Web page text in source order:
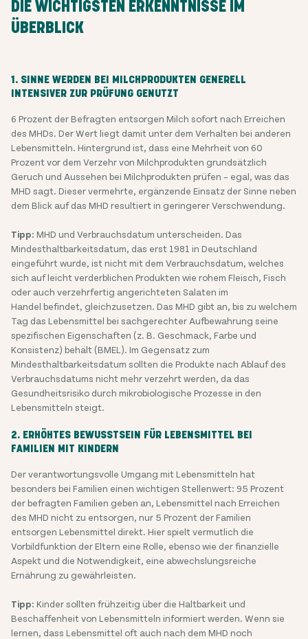
DIE WICHTIGSTEN ERKENNTNISSE IM
ÜBERBLICK
1. SINNE WERDEN BEI MILCHPRODUKTEN GENERELL
INTENSIVER ZUR PRÜFUNG GENUTZT
6 Prozent der Befragten entsorgen Milch sofort nach Erreichen
des MHDs. Der Wert liegt damit unter dem Verhalten bei anderen
Lebensmitteln. Hintergrund ist, dass eine Mehrheit von 60
Prozent vor dem Verzehr von Milchprodukten grundsätzlich
Geruch und Aussehen bei Milchprodukten prüfen – egal, was das
MHD sagt. Dieser vermehrte, ergänzende Einsatz der Sinne neben
dem Blick auf das MHD resultiert in geringerer Verschwendung.
Tipp: MHD und Verbrauchsdatum unterscheiden. Das
Mindesthaltbarkeitsdatum, das erst 1981 in Deutschland
eingeführt wurde, ist nicht mit dem Verbrauchsdatum, welches
sich auf leicht verderblichen Produkten wie rohem Fleisch, Fisch
oder auch verzehrfertig angerichteten Salaten im
Handel befindet, gleichzusetzen. Das MHD gibt an, bis zu welchem
Tag das Lebensmittel bei sachgerechter Aufbewahrung seine
spezifischen Eigenschaften (z. B. Geschmack, Farbe und
Konsistenz) behält (BMEL). Im Gegensatz zum
Mindesthaltbarkeitsdatum sollten die Produkte nach Ablauf des
Verbrauchsdatums nicht mehr verzehrt werden, da das
Gesundheitsrisiko durch mikrobiologische Prozesse in den
Lebensmitteln steigt.
2. ERHÖHTES BEWUSSTSEIN FÜR LEBENSMITTEL BEI
FAMILIEN MIT KINDERN
Der verantwortungsvolle Umgang mit Lebensmitteln hat
besonders bei Familien einen wichtigen Stellenwert: 95 Prozent
der befragten Familien geben an, Lebensmittel nach Erreichen
des MHD nicht zu entsorgen, nur 5 Prozent der Familien
entsorgen Lebensmittel direkt. Hier spielt vermutlich die
Vorbildfunktion der Eltern eine Rolle, ebenso wie der finanzielle
Aspekt und die Notwendigkeit, eine abwechslungsreiche
Ernährung zu gewährleisten.
Tipp: Kinder sollten frühzeitig über die Haltbarkeit und
Beschaffenheit von Lebensmitteln informiert werden. Wenn sie
lernen, dass Lebensmittel oft auch nach dem MHD noch